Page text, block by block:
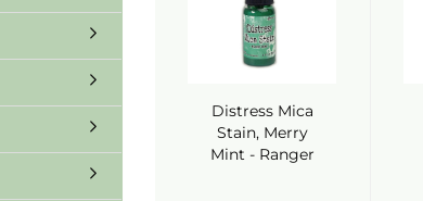
Distress Mica
Stain, Merry
Mint - Ranger